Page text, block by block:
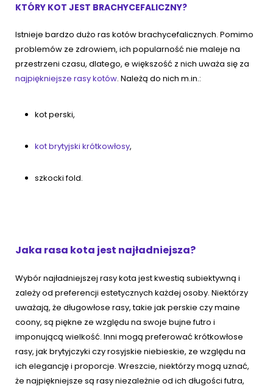
KTÓRY KOT JEST BRACHYCEFALICZNY?
Istnieje bardzo dużo ras kotów brachycefalicznych. Pomimo
problemów ze zdrowiem, ich popularność nie maleje na
przestrzeni czasu, dlatego, e większość z nich uważa się za
najpiękniejsze rasy kotów. Należą do nich m.in.:
kot perski,
kot brytyjski krótkowłosy,
szkocki fold.
Jaka rasa kota jest najładniejsza?
Wybór najładniejszej rasy kota jest kwestią subiektywną i
zależy od preferencji estetycznych każdej osoby. Niektórzy
uważają, że długowłose rasy, takie jak perskie czy maine
coony, są piękne ze względu na swoje bujne futro i
imponującą wielkość. Inni mogą preferować krótkowłose
rasy, jak brytyjczyki czy rosyjskie niebieskie, ze względu na
ich elegancję i proporcje. Wreszcie, niektórzy mogą uznać,
że najpiękniejsze są rasy niezależnie od ich długości futra,